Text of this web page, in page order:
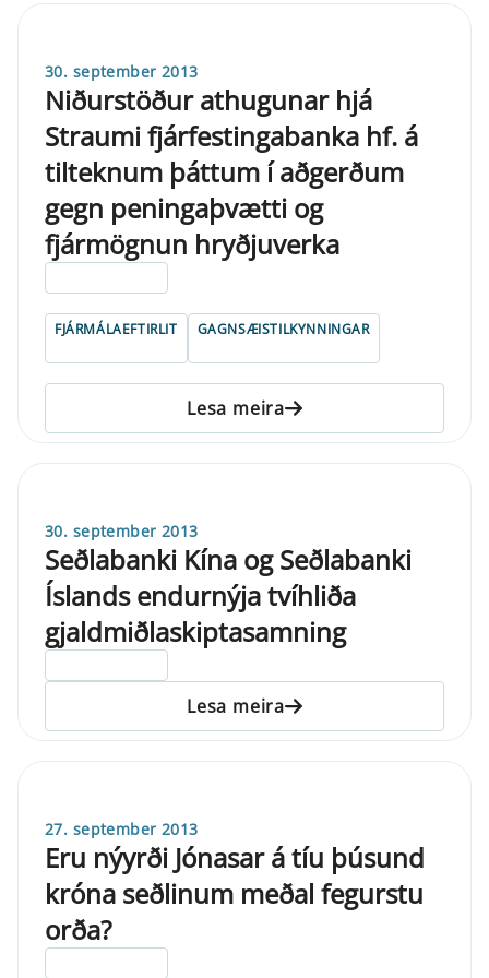
30. september 2013
Niðurstöður athugunar hjá
Straumi fjárfestingabanka hf. á
tilteknum þáttum í aðgerðum
gegn peningaþvætti og
fjármögnun hryðjuverka
FJÁRMÁLAEFTIRLIT GAGNSÆISTILKYNNINGAR
Lesa meira
30. september 2013
Seðlabanki Kína og Seðlabanki
Íslands endurnýja tvíhliða
gjaldmiðlaskiptasamning
Lesa meira
27. september 2013
Eru nýyrði Jónasar á tíu þúsund
króna seðlinum meðal fegurstu
orða?